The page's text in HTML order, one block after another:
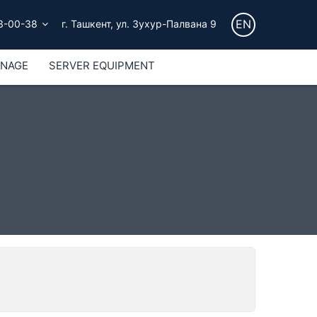
00-38 г. Ташкент, ул. Зухур-Палвана 9 EN
SERVER EQUIPMENT